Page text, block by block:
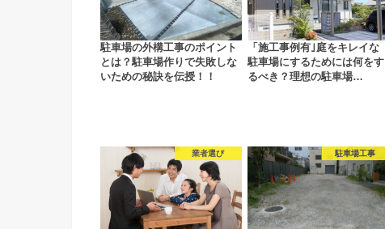
駐車場の外構工事のポイント
とは？駐車場作りで失敗しな
いための秘訣を伝授！！
「施工事例有｣庭をキレイな
駐車場にするためには何をす
るべき？理想の駐車場…
業者選び 駐車場工事